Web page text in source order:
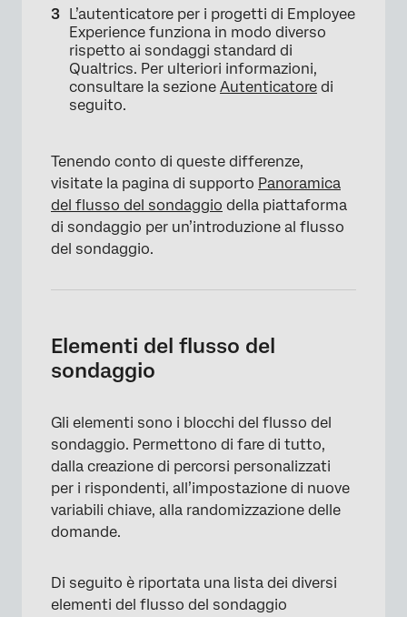
L’autenticatore per i progetti di Employee
Experience funziona in modo diverso
rispetto ai sondaggi standard di
Qualtrics. Per ulteriori informazioni,
consultare la sezione Autenticatore di
seguito.
Tenendo conto di queste differenze,
visitate la pagina di supporto Panoramica
del flusso del sondaggio della piattaforma
di sondaggio per un’introduzione al flusso
del sondaggio.
Elementi del flusso del
sondaggio
Gli elementi sono i blocchi del flusso del
sondaggio. Permettono di fare di tutto,
dalla creazione di percorsi personalizzati
per i rispondenti, all’impostazione di nuove
variabili chiave, alla randomizzazione delle
domande.
Di seguito è riportata una lista dei diversi
elementi del flusso del sondaggio